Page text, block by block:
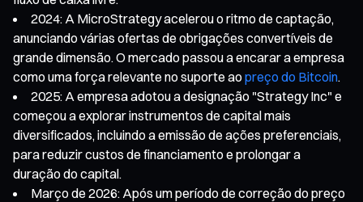
2024: A MicroStrategy acelerou o ritmo de captação,
anunciando várias ofertas de obrigações convertíveis de
grande dimensão. O mercado passou a encarar a empresa
como uma força relevante no suporte aopreço do Bitcoin.
2025: A empresa adotou a designação "Strategy Inc" e
começou a explorar instrumentos de capital mais
diversificados, incluindo a emissão de ações preferenciais,
para reduzir custos de financiamento e prolongar a
duração do capital.
Março de 2026: Após um período de correção do preço